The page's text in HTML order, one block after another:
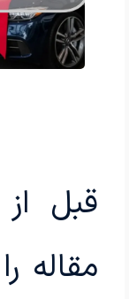
قبل
مقاله